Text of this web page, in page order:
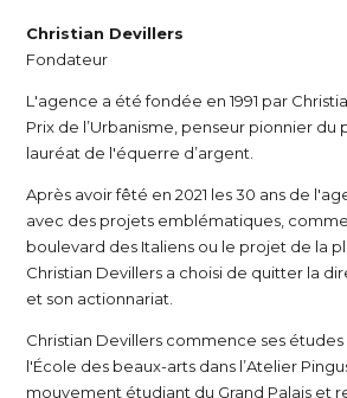
Christian Devillers
Fondateur
L'agence a été fondée en 1991 par
Prix de l’Urbanisme, penseur pionnier du
lauréat de l'équerre d’argent.
Après avoir fêté en 2021 les 30 ans de
avec des projets emblématiques,
boulevard des Italiens ou le projet de la
Christian Devillers a choisi de quitter la
et son actionnariat.
Christian Devillers commence ses
l'École des beaux-arts dans l’Atelier
mouvement étudiant du Grand Palais et